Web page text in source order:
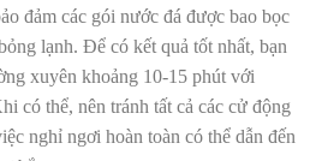
đảm các gói nước đá được bao bọc
lạnh. Để có kết quả tốt nhất, bạn
xuyên khoảng 10-15 phút với
có thể, nên tránh tất cả các cử động
nghỉ ngơi hoàn toàn có thể dẫn đến